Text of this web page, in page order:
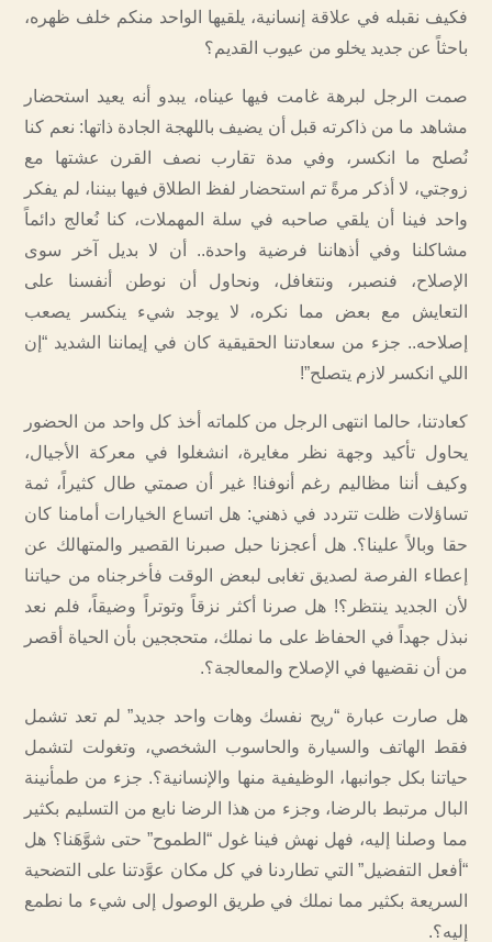
فكيف نقبله في علاقة إنسانية، يلقيها الواحد منكم خلف ظهره،
باحثاً عن جديد يخلو من عيوب القديم؟
صمت الرجل لبرهة غامت فيها عيناه، يبدو أنه يعيد استحضار
مشاهد ما من ذاكرته قبل أن يضيف باللهجة الجادة ذاتها: نعم كنا
نُصلح ما انكسر، وفي مدة تقارب نصف القرن عشتها مع
زوجتي، لا أذكر مرةً تم استحضار لفظ الطلاق فيها بيننا، لم يفكر
واحد فينا أن يلقي صاحبه في سلة المهملات، كنا نُعالج دائماً
مشاكلنا وفي أذهاننا فرضية واحدة.. أن لا بديل آخر سوى
الإصلاح، فنصبر، ونتغافل، ونحاول أن نوطن أنفسنا على
التعايش مع بعض مما نكره، لا يوجد شيء ينكسر يصعب
إصلاحه.. جزء من سعادتنا الحقيقية كان في إيماننا الشديد “إن
اللي انكسر لازم يتصلح”!
كعادتنا، حالما انتهى الرجل من كلماته أخذ كل واحد من الحضور
يحاول تأكيد وجهة نظر مغايرة، انشغلوا في معركة الأجيال،
وكيف أننا مظاليم رغم أنوفنا! غير أن صمتي طال كثيراً، ثمة
تساؤلات ظلت تتردد في ذهني: هل اتساع الخيارات أمامنا كان
حقا وبالاً علينا؟. هل أعجزنا حبل صبرنا القصير والمتهالك عن
إعطاء الفرصة لصديق تغابى لبعض الوقت فأخرجناه من حياتنا
لأن الجديد ينتظر؟! هل صرنا أكثر نزقاً وتوتراً وضيقاً، فلم نعد
نبذل جهداً في الحفاظ على ما نملك، متحججين بأن الحياة أقصر
من أن نقضيها في الإصلاح والمعالجة؟.
هل صارت عبارة “ريح نفسك وهات واحد جديد” لم تعد تشمل
فقط الهاتف والسيارة والحاسوب الشخصي، وتغولت لتشمل
حياتنا بكل جوانبها، الوظيفية منها والإنسانية؟. جزء من طمأنينة
البال مرتبط بالرضا، وجزء من هذا الرضا نابع من التسليم بكثير
مما وصلنا إليه، فهل نهش فينا غول “الطموح” حتى شوَّهَنا؟ هل
“أفعل التفضيل” التي تطاردنا في كل مكان عوَّدتنا على التضحية
السريعة بكثير مما نملك في طريق الوصول إلى شيء ما نطمع
إليه؟.